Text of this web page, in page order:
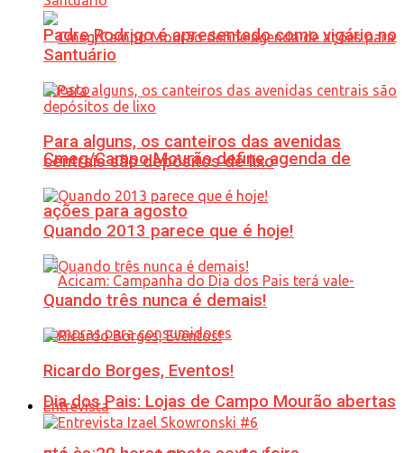
Cmeg/Campo Mourão define agenda de
ações para agosto
Dia dos Pais: Lojas de Campo Mourão abertas
Padre Rodrigo é apresentado como vigário no
Santuário
Para alguns, os canteiros das avenidas
centrais são depósitos de lixo
Quando 2013 parece que é hoje!
Quando três nunca é demais!
Ricardo Borges, Eventos!
Entrevista